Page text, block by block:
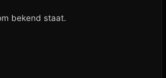
bekend staat.